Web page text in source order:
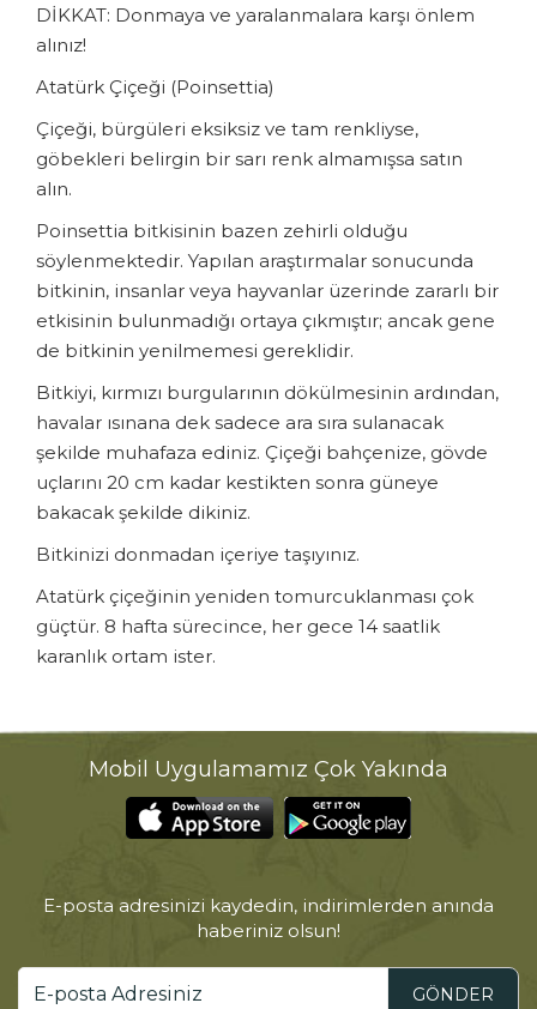
DİKKAT: Donmaya ve yaralanmalara karşı önlem
alınız!
Atatürk Çiçeği (Poinsettia)
Çiçeği, bürgüleri eksiksiz ve tam renkliyse,
göbekleri belirgin bir sarı renk almamışsa satın
alın.
Poinsettia bitkisinin bazen zehirli olduğu
söylenmektedir. Yapılan araştırmalar sonucunda
bitkinin, insanlar veya hayvanlar üzerinde zararlı bir
etkisinin bulunmadığı ortaya çıkmıştır; ancak gene
de bitkinin yenilmemesi gereklidir.
Bitkiyi, kırmızı burgularının dökülmesinin ardından,
havalar ısınana dek sadece ara sıra sulanacak
şekilde muhafaza ediniz. Çiçeği bahçenize, gövde
uçlarını 20 cm kadar kestikten sonra güneye
bakacak şekilde dikiniz.
Bitkinizi donmadan içeriye taşıyınız.
Atatürk çiçeğinin yeniden tomurcuklanması çok
güçtür. 8 hafta sürecince, her gece 14 saatlik
karanlık ortam ister.
Mobil Uygulamamız Çok Yakında
E-posta adresinizi kaydedin, indirimlerden anında
haberiniz olsun!
GÖNDER